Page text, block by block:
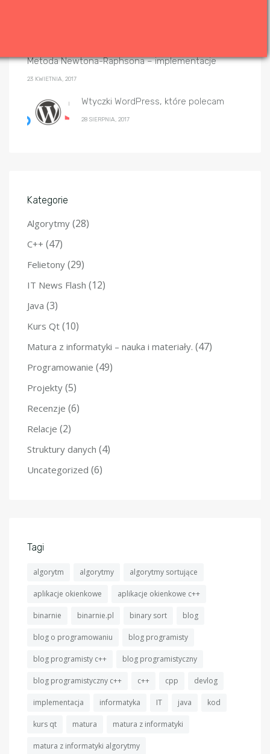
Metoda Newtona-Raphsona – implementacje
23 KWIETNIA, 2017
Wtyczki WordPress, które polecam
28 SIERPNIA, 2017
Kategorie
Algorytmy (28)
C++ (47)
Felietony (29)
IT News Flash (12)
Java (3)
Kurs Qt (10)
Matura z informatyki – nauka i materiały. (47)
Programowanie (49)
Projekty (5)
Recenzje (6)
Relacje (2)
Struktury danych (4)
Uncategorized (6)
Tagi
algorytm algorytmy algorytmy sortujące
aplikacje okienkowe aplikacje okienkowe c++
binarnie binarnie.pl binary sort blog
blog o programowaniu blog programisty
blog programisty c++ blog programistyczny
blog programistyczny c++ c++ cpp devlog
implementacja informatyka IT java kod
kurs qt matura matura z informatyki
matura z informatyki algorytmy